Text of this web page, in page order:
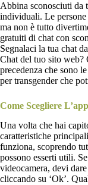
Abbina sconosciuti da
individuali. Le persone
ma non è tutto
gratuiti di chat con
Segnalaci la tua chat
Chat del tuo sito web?
precedenza che sono
per transgender che
Come Scegliere
Una volta che hai
caratteristiche
funziona, scoprendo
possono esserti utili.
videocamera, devi
cliccando su ‘Ok’.